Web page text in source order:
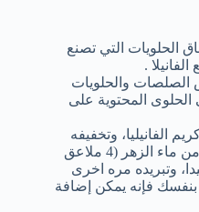
الحلويات التي تصنع
.
الصلصات والحلويات
الحلوى المحتوية على
الفانيليا، وتخفيفه
قليلا عن طريق إضافة بضع قطرات من ماء الزهر (4 ملاعق
وتبريده مره اخرى
بنفسك فإنه يمكن إضافة